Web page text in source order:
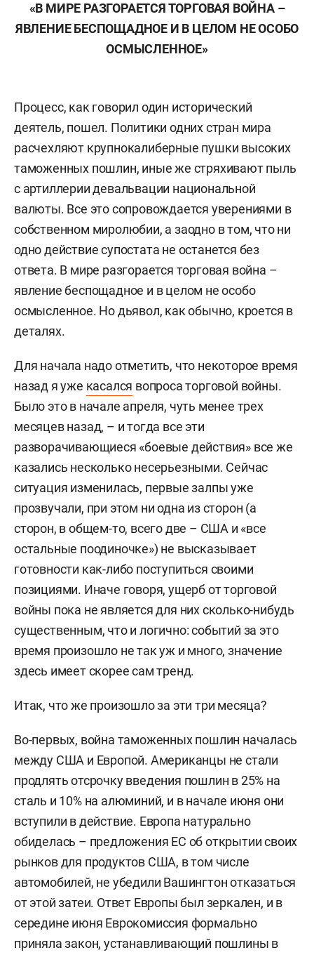
«В МИРЕ РАЗГОРАЕТСЯ ТОРГОВАЯ ВОЙНА –
ЯВЛЕНИЕ БЕСПОЩАДНОЕ И В ЦЕЛОМ НЕ ОСОБО
ОСМЫСЛЕННОЕ»
Процесс, как говорил один исторический
деятель, пошел. Политики одних стран мира
расчехляют крупнокалиберные пушки высоких
таможенных пошлин, иные же стряхивают пыль
с артиллерии девальвации национальной
валюты. Все это сопровождается уверениями в
собственном миролюбии, а заодно в том, что ни
одно действие супостата не останется без
ответа. В мире разгорается торговая война –
явление беспощадное и в целом не особо
осмысленное. Но дьявол, как обычно, кроется в
деталях.
Для начала надо отметить, что некоторое время
назад я уже касался вопроса торговой войны.
Было это в начале апреля, чуть менее трех
месяцев назад, – и тогда все эти
разворачивающиеся «боевые действия» все же
казались несколько несерьезными. Сейчас
ситуация изменилась, первые залпы уже
прозвучали, при этом ни одна из сторон (а
сторон, в общем-то, всего две – США и «все
остальные поодиночке») не высказывает
готовности как-либо поступиться своими
позициями. Иначе говоря, ущерб от торговой
войны пока не является для них сколько-нибудь
существенным, что и логично: событий за это
время произошло не так уж и много, значение
здесь имеет скорее сам тренд.
Итак, что же произошло за эти три месяца?
Во-первых, война таможенных пошлин началась
между США и Европой. Американцы не стали
продлять отсрочку введения пошлин в 25% на
сталь и 10% на алюминий, и в начале июня они
вступили в действие. Европа натурально
обиделась – предложения ЕС об открытии своих
рынков для продуктов США, в том числе
автомобилей, не убедили Вашингтон отказаться
от этой затеи. Ответ Европы был зеркален, и в
середине июня Еврокомиссия формально
приняла закон, устанавливающий пошлины в